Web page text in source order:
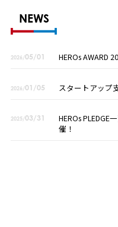
NEWS
2026/05/01 HEROs AWARD
2026/01/05 スタートアップ
2025/03/31
HEROs
催！